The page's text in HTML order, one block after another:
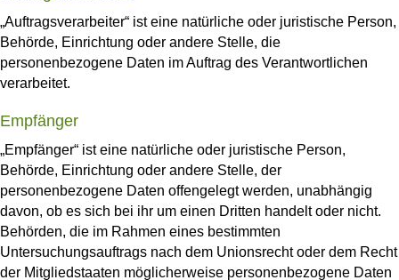
„Auftragsverarbeiter“ ist eine natürliche oder juristische Person,
Behörde, Einrichtung oder andere Stelle, die
personenbezogene Daten im Auftrag des Verantwortlichen
verarbeitet.
Empfänger
„Empfänger“ ist eine natürliche oder juristische Person,
Behörde, Einrichtung oder andere Stelle, der
personenbezogene Daten offengelegt werden, unabhängig
davon, ob es sich bei ihr um einen Dritten handelt oder nicht.
Behörden, die im Rahmen eines bestimmten
Untersuchungsauftrags nach dem Unionsrecht oder dem Recht
der Mitgliedstaaten möglicherweise personenbezogene Daten